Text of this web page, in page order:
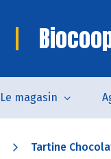
Le magasin
Tartine